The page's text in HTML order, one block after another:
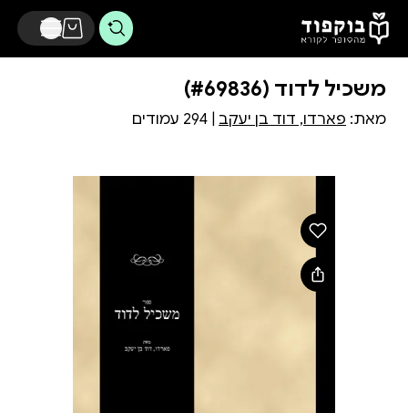
דלג לתוכן הראשי
משכיל לדוד (#69836)
מאת: פארדו, דוד בן יעקב